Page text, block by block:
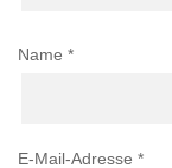
Name *
E-Mail-Adresse *